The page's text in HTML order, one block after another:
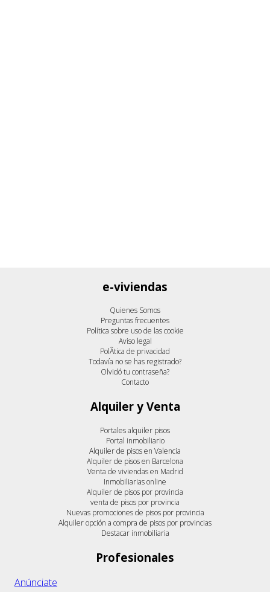
e-viviendas
Quienes Somos
Preguntas frecuentes
Política sobre uso de las cookie
Aviso legal
PolÃ­tica de privacidad
Todavía no se has registrado?
Olvidó tu contraseña?
Contacto
Alquiler y Venta
Portales alquiler pisos
Portal inmobiliario
Alquiler de pisos en Valencia
Alquiler de pisos en Barcelona
Venta de viviendas en Madrid
Inmobiliarias online
Alquiler de pisos por provincia
venta de pisos por provincia
Nuevas promociones de pisos por provincia
Alquiler opción a compra de pisos por provincias
Destacar inmobiliaria
Profesionales
Anúnciate